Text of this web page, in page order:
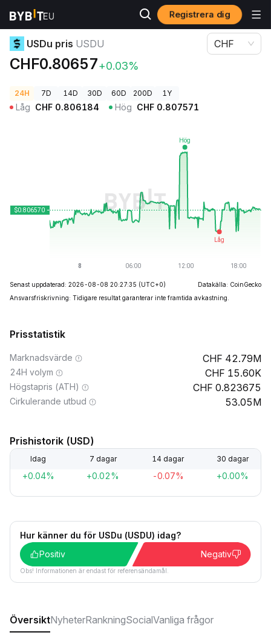
Registrera dig
Kryptopriser
USDu pris USDU
CHF0.80657+0.03%
CHF
24H 7D 14D 30D 60D 200D 1Y
Låg CHF 0.806184 Hög CHF 0.807571
Senast uppdaterad: 2026-08-08 20:27:35 (UTC+0)
Datakälla: CoinGecko
Ansvarsfriskrivning: Tidigare resultat garanterar inte framtida avkastning.
Prisstatistik
Marknadsvärde 42.79M
24H volym 15.60K
Högstapris (ATH) 0.823675
Cirkulerande utbud 53.05M
Prishistorik (USD)
Idag 7 dagar 14 dagar 30 dagar
+0.04% +0.02% -0.07% +0.00%
Hur känner du för USDu (USDU) idag?
Positiv
Negativ
Obs! Informationen är endast för referensändamål.
ÖversiktNyheterRankningSocialVanliga frågor